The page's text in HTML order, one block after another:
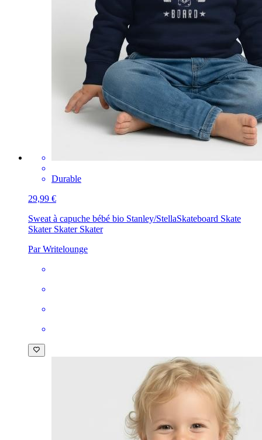
Durable
29,99 €
Sweat à capuche bébé bio Stanley/StellaSkateboard Skate
Skater Skater Skater
Par Writelounge